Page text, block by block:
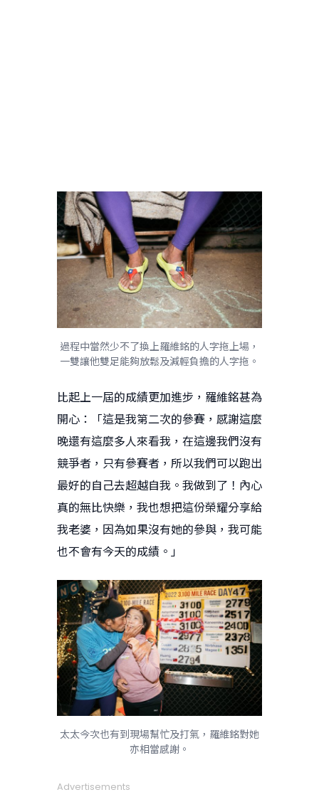
過程中當然少不了換上羅維銘的人字拖上場，
一雙讓他雙足能夠放鬆及減輕負擔的人字拖。
比起上一屆的成績更加進步，羅維銘甚為
開心：「這是我第二次的參賽，感謝這麼
晚還有這麼多人來看我，在這邊我們沒有
競爭者，只有參賽者，所以我們可以跑出
最好的自己去超越自我。我做到了！內心
真的無比快樂，我也想把這份榮耀分享給
我老婆，因為如果沒有她的參與，我可能
也不會有今天的成績。」
太太今次也有到現場幫忙及打氣，羅維銘對她
亦相當感謝。
Advertisements